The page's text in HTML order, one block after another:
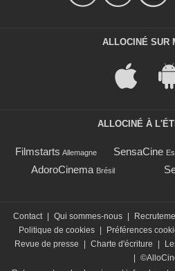
ALLOCINÉ SUR
ALLOCINÉ À
Filmstarts Allemagne SensaCine
AdoroCinema Brésil
Contact Qui sommes-nous
Politique de cookies
Préférences
Revue de presse
Charte d'écriture